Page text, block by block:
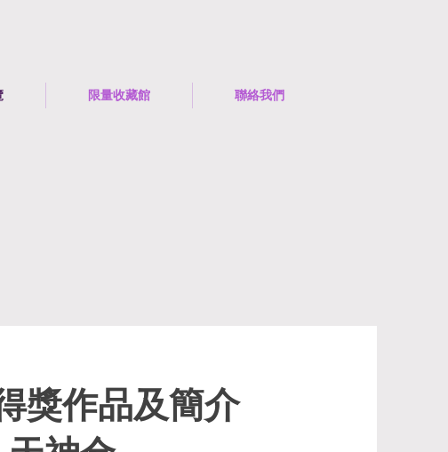
限量收藏館 聯絡我們
獎作品及簡介